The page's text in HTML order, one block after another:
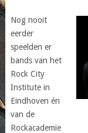
Nog nooit
eerder
speelden er
bands van het
Rock City
Institute in
Eindhoven én
van de
Rockacademie